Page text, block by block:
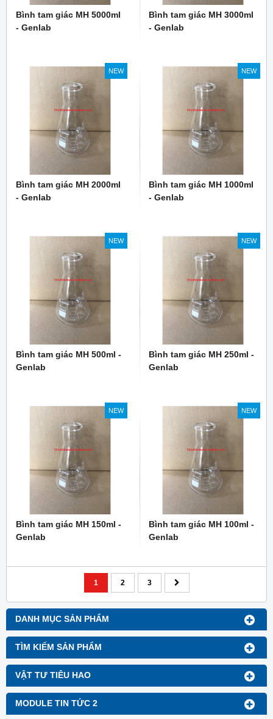
DANH MỤC SẢN PHẨM
TÌM KIẾM SẢN PHẨM
VẬT TƯ TIÊU HAO
MODULE TIN TỨC 2
Bình tam giác MH 5000ml
- Genlab
Bình tam giác MH 3000ml
- Genlab
NEW
Bình tam giác MH 2000ml
- Genlab
NEW
Bình tam giác MH 1000ml
- Genlab
NEW
Bình tam giác MH 500ml -
Genlab
NEW
Bình tam giác MH 250ml -
Genlab
NEW
Bình tam giác MH 150ml -
Genlab
NEW
Bình tam giác MH 100ml -
Genlab
1 2 3